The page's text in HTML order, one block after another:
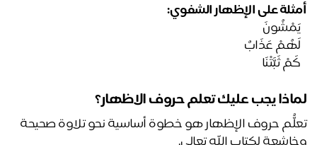
على الإظهار الشفوي:
عَذَابٌ﴾
ثَبَّتْنَا﴾
يجب عليك تعلم حروف الاظهار؟
تعلُّم حروف الإظهار هو خطوة أساسية نحو تلاوة صحيحة